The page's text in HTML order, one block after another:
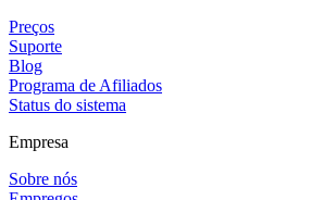
Preços
Suporte
Blog
Programa de Afiliados
Status do sistema
Empresa
Sobre nós